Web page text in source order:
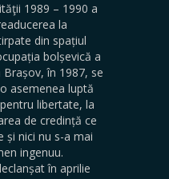
1989 – 1990 a
la
din spațiul
bolșevică a
în 1987, se
asemenea luptă
libertate, la
de credință ce
și nici nu s-a mai
ingenuu.
în aprilie